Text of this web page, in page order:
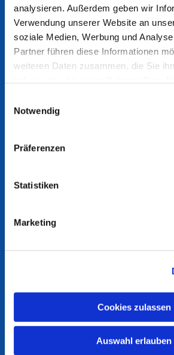
analysieren. Außerdem geben wir
Verwendung unserer Website an
soziale Medien, Werbung und
Partner führen diese Informationen
weiteren Daten zusammen, die Sie
Notwendig
Präferenzen
Statistiken
Marketing
Cookies zulassen
Auswahl erlauben
Ev. KirchengemeindeBottrop
An der Martinskirche 1
46236 Bottrop
ev-kirche-bottrop@ekvw.de
02041 31 70 20
Stellenangebote
Teamer*in werden
Konzept zum Schutz vor
Ev. Kirchenkreis
Ev. Kirche von Westfalen
Ev. Kirche in Deutschland